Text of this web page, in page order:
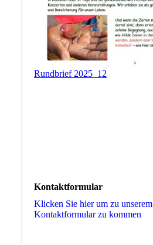
Rundbrief 2025_12
Kontaktformular
Klicken Sie hier um zu unserem
Kon­takt­for­mu­lar zu kommen